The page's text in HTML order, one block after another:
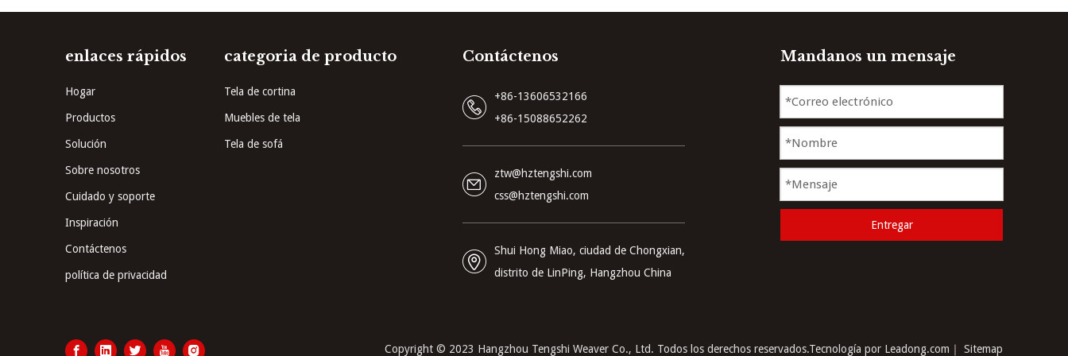
enlaces rápidos
Hogar
Productos
Solución
Sobre nosotros
Cuidado y soporte
Inspiración
Contáctenos
política de privacidad
categoria de producto
Tela de cortina
Muebles de tela
Tela de sofá
Contáctenos
+86-13606532166
+86-15088652262
ztw@hztengshi.com
css@hztengshi.com
Shui Hong Miao, ciudad de Chongxian,
distrito de LinPing, Hangzhou China
Mandanos un mensaje
Entregar
Copyright © 2023 Hangzhou Tengshi Weaver Co., Ltd. Todos los derechos reservados.Tecnología por Leadong.com ｜ Sitemap